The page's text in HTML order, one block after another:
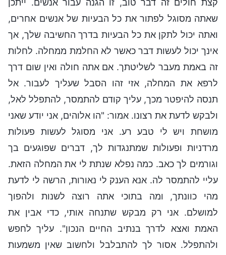
קצת חולים זה דבר טוב, זו הגנה עבור אנשים. ייתכן
שאתה מסוגל לפתור את כל הבעיות של אנשים אחרים,
ואתה יכול לתקן את כל הבעיות בדרך החשיבה שלך, אך
אינך יכול לעשות דבר כאשר לא החלמת ממחלה. לחלות
זה באמת מעבר לשליטתך. אם אתה חולה ואין שום דרך
לרפא את המחלה, אזי זהו הסבל שעליך לעבור. אל
תנסה להיפטר מכך, עליך קודם להתמסר, להתפלל לאל,
ולבקש לדעת את רצונו. אמור: "הו אלוהים, אני יודע שאני
מושחת ויש לי טבע רע. אני מסוגל לעשות פעולות
מרדניות ופעולות שמתנגדות לך, דברים שפוגעים בך
וגורמים לך כאב. כמה נפלא שנתת לי את המחלה הזאת.
עליי להתמסר לה. אנא הענק לי נאורות, הרשה לי לדעת
מהי כוונתך, ומה בתוכי אתה רוצה לשנות ולהפוך
למושלם. אני רק מבקש שתנחה אותי, כדי אבין את
האמת ואצא לדרך בנתיב החיים הנכון". עליך לחפש
ולהתפלל. אסור לך להתבלבל ולחשוב שאין משמעות